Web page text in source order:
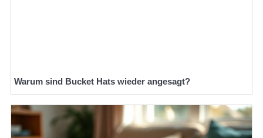
Warum sind Bucket Hats wieder angesagt?